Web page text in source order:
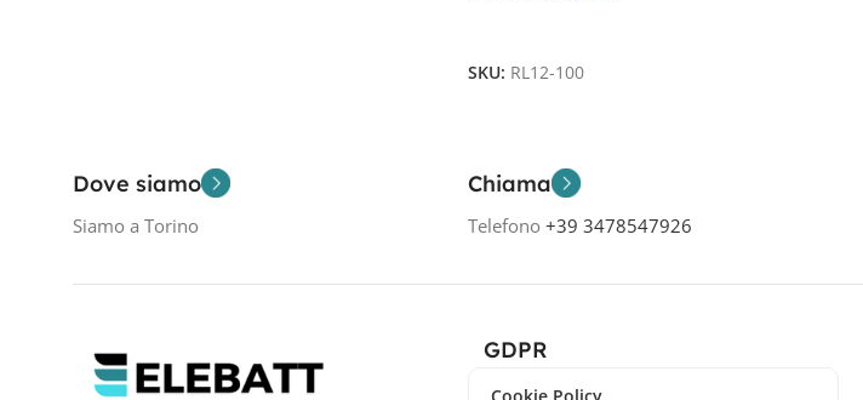
SKU: RL12-100
Dove siamo
Siamo a Torino
Chiama
Telefono +39 3478547926
GDPR
Cookie Policy